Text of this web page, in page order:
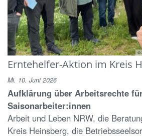
©
Erntehelfer-Aktion im Kreis
Mi. 10. Juni 2026
Aufklärung über Arbeitsrechte
Saisonarbeiter:innen
Arbeit und Leben NRW, die
Kreis Heinsberg, die